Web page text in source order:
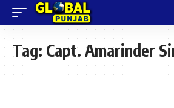
Tag: Capt. Amarinder